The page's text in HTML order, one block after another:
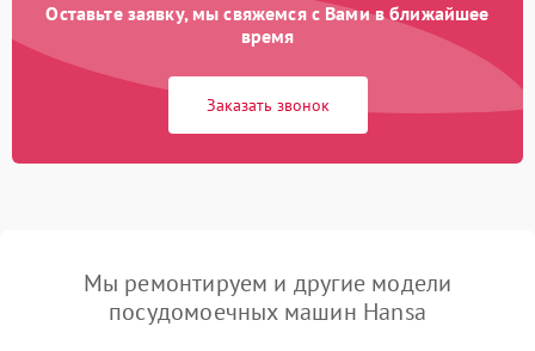
Оставьте заявку, мы свяжемся с Вами в ближайшее
время
Заказать звонок
Мы ремонтируем и другие модели
посудомоечных машин Hansa